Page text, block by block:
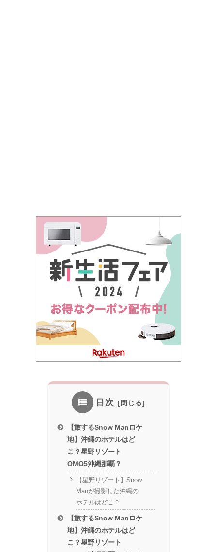
目次
【旅するSnow Manロケ
地】沖縄のホテルはど
こ？星野リゾート
OMO5沖縄那覇？
【星野リゾート】Snow
Manが撮影した沖縄の
ホテルはどこ？
【旅するSnow Manロケ
地】沖縄のホテルはど
こ？星野リゾート